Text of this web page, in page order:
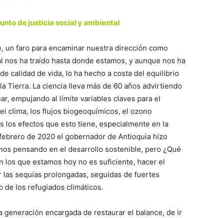
de justicia social y ambiental
un faro para encaminar nuestra dirección como
ha traído hasta donde estamos, y aunque nos ha
calidad de vida, lo ha hecho a costa del equilibrio
Tierra. La ciencia lleva más de 60 años advirtiendo
empujando al límite variables claves para el
clima, los flujos biogeoquímicos, el ozono
los efectos que esto tiene, especialmente en la
de 2020 el gobernador de Antioquia hizo
pensando en el desarrollo sostenible, pero ¿Qué
que estamos hoy no es suficiente, hacer el
sequías prolongadas, seguidas de fuertes
de los refugiados climáticos.
generación encargada de restaurar el balance, de ir